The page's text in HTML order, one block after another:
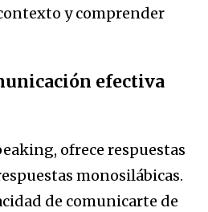
y comprender
efectiva
ofrece respuestas
monosilábicas.
de comunicarte de